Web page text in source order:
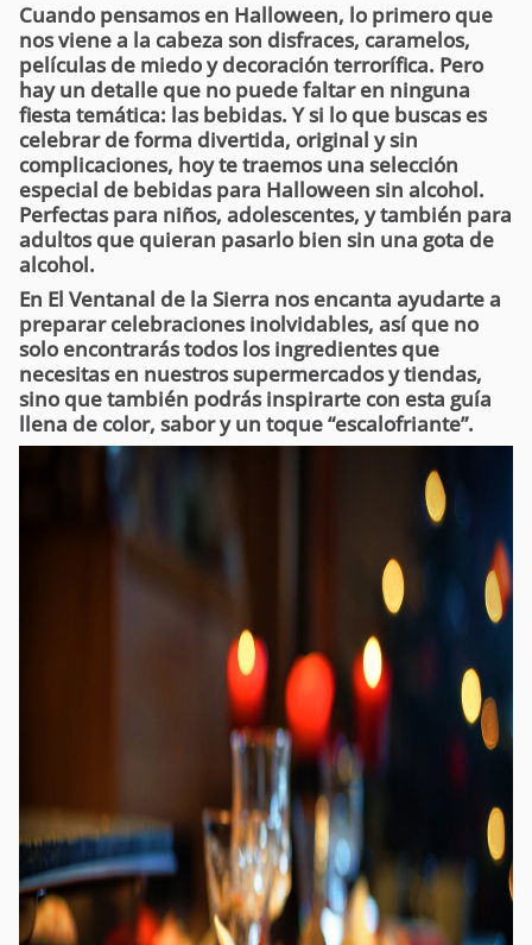
Cuando pensamos en Halloween, lo primero que
nos viene a la cabeza son disfraces, caramelos,
películas de miedo y decoración terrorífica. Pero
hay un detalle que no puede faltar en ninguna
fiesta temática: las bebidas. Y si lo que buscas es
celebrar de forma divertida, original y sin
complicaciones, hoy te traemos una selección
especial de bebidas para Halloween sin alcohol.
Perfectas para niños, adolescentes, y también para
adultos que quieran pasarlo bien sin una gota de
alcohol.
En El Ventanal de la Sierra nos encanta ayudarte a
preparar celebraciones inolvidables, así que no
solo encontrarás todos los ingredientes que
necesitas en nuestros supermercados y tiendas,
sino que también podrás inspirarte con esta guía
llena de color, sabor y un toque “escalofriante”.